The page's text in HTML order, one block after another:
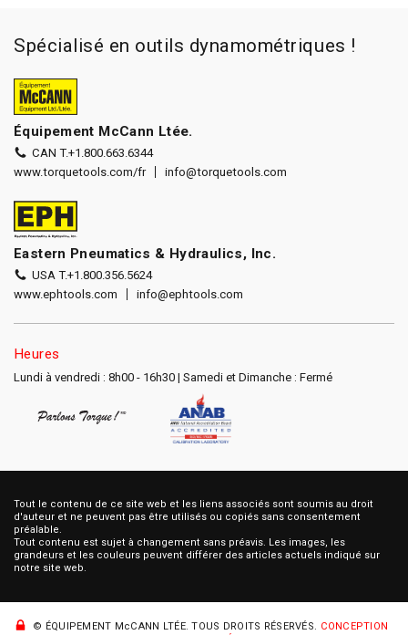
Spécialisé en outils dynamométriques !
Équipement McCann Ltée.
CAN T.+1.800.663.6344
www.torquetools.com/fr
info@torquetools.com
Eastern Pneumatics & Hydraulics, Inc.
USA T.+1.800.356.5624
www.ephtools.com
info@ephtools.com
Heures
Lundi à vendredi : 8h00 - 16h30 | Samedi et Dimanche : Fermé
Tout le contenu de ce site web et les liens associés sont soumis au droit
d'auteur et ne peuvent pas être utilisés ou copiés sans consentement
préalable.
Tout contenu est sujet à changement sans préavis. Les images, les
grandeurs et les couleurs peuvent différer des articles actuels indiqué sur
notre site web.
© ÉQUIPEMENT McCANN LTÉE.TOUS DROITS RÉSERVÉS. CONCEPTION